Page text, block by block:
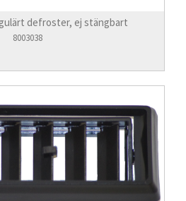
defroster, ej stängbart
8003038